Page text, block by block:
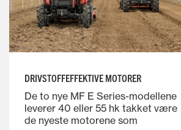
DRIVSTOFFEFFEKTIVE MOTORER
De to nye MF E Series-modellene
leverer 40 eller 55 hk takket være
de nyeste motorene som